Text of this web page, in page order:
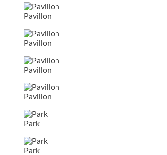
Pavillon
Pavillon
Pavillon
Pavillon
Park
Park